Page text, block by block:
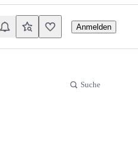
Anmelden
Suche